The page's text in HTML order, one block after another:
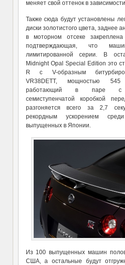
меняет свой оттенок в
Также сюда будут установлены
диски золотистого цвета, заднее
в моторном отсеке
подтверждающая, что
лимитированной серии. В
Midnight Opal Special Edition это
R с V-образным
VR38DETT, мощностью
работающий в паре с
семиступенчатой коробкой
разгоняется всего за 2,7
рекордным ускорением
выпущенных в Японии.
Из 100 выпущенных машин
США, а остальные будут